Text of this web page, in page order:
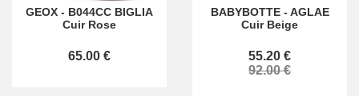
GEOX - B044CC BIGLIA
Cuir Rose
65.00 €
BABYBOTTE- AGLAE
Cuir Beige
55.20 €
92.00 €